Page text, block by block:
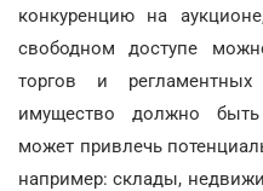
конкуренцию на
свободном доступе
торгов и
имущество должно
может привлечь
например: склады,